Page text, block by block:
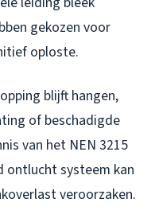
gekozen voor
oploste.
blijft hangen,
of beschadigde
van het NEN 3215
ontlucht systeem kan
veroorzaken.